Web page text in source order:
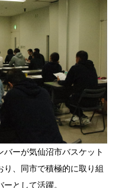
ーが気仙沼市バスケット
、同市で積極的に取り組
として活躍。